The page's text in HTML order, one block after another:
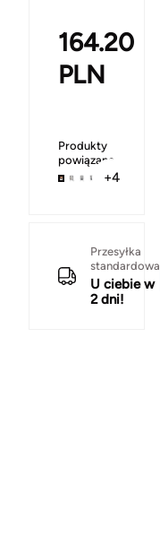
164.20
PLN
Produkty
powiązane
+4
Przesyłka
standardowa
U ciebie w
2 dni!